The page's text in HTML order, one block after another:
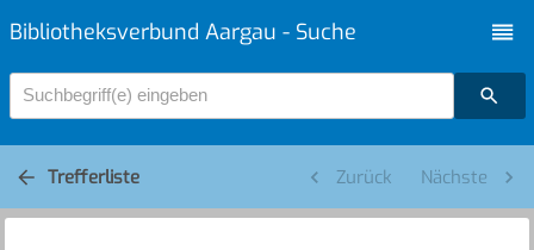
Bibliotheksverbund Aargau - Suche
Suchbegriff(e) eingeben
Trefferliste Zurück Nächste